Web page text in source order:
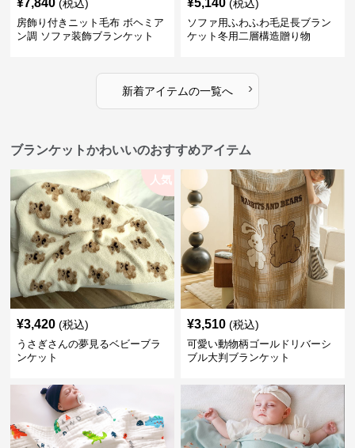
¥7,840 (税込)
房飾り付きニット毛布 ボヘミア
ン調 ソファ装飾ブランケット
¥5,140 (税込)
ソファ用ふわふわ毛足長ブラン
ケット冬用二層構造贈り物
新着アイテムの一覧へ ›
ブランケットかわいいのおすすめアイテム
人気
¥3,420 (税込)
うさぎさんの夢見るベビーブラ
ンケット
¥3,510 (税込)
可愛い動物柄ゴールドリバーシ
ブル大判ブランケット